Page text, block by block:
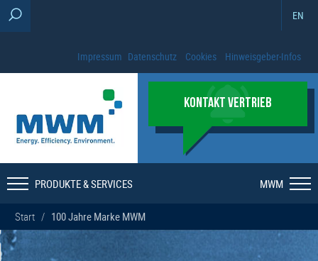
EN
Impressum Datenschutz Cookies Hinweisgeber-Infos
KONTAKT VERTRIEB
PRODUKTE & SERVICES MWM
Start / 100 Jahre Marke MWM